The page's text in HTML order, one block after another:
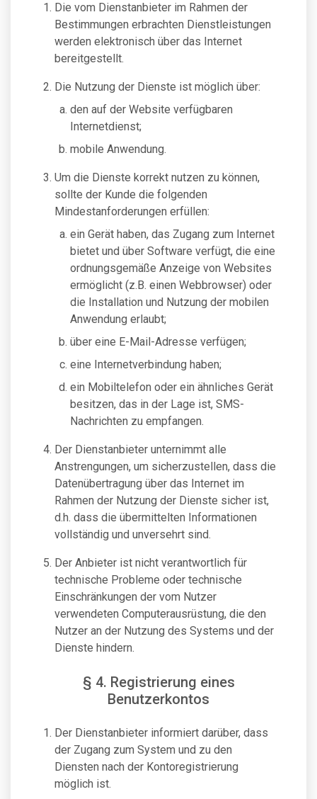
Die vom Dienstanbieter im Rahmen der
Bestimmungen erbrachten Dienstleistungen
werden elektronisch über das Internet
bereitgestellt.
Die Nutzung der Dienste ist möglich über:
den auf der Website verfügbaren
Internetdienst;
mobile Anwendung.
Um die Dienste korrekt nutzen zu können,
sollte der Kunde die folgenden
Mindestanforderungen erfüllen:
ein Gerät haben, das Zugang zum Internet
bietet und über Software verfügt, die eine
ordnungsgemäße Anzeige von Websites
ermöglicht (z.B. einen Webbrowser) oder
die Installation und Nutzung der mobilen
Anwendung erlaubt;
über eine E-Mail-Adresse verfügen;
eine Internetverbindung haben;
ein Mobiltelefon oder ein ähnliches Gerät
besitzen, das in der Lage ist, SMS-
Nachrichten zu empfangen.
Der Dienstanbieter unternimmt alle
Anstrengungen, um sicherzustellen, dass die
Datenübertragung über das Internet im
Rahmen der Nutzung der Dienste sicher ist,
d.h. dass die übermittelten Informationen
vollständig und unversehrt sind.
Der Anbieter ist nicht verantwortlich für
technische Probleme oder technische
Einschränkungen der vom Nutzer
verwendeten Computerausrüstung, die den
Nutzer an der Nutzung des Systems und der
Dienste hindern.
§ 4. Registrierung eines
Benutzerkontos
Der Dienstanbieter informiert darüber, dass
der Zugang zum System und zu den
Diensten nach der Kontoregistrierung
möglich ist.